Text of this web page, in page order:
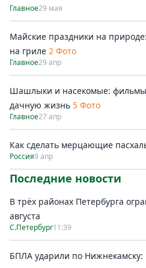
Главное29 мая
Майские праздники на
на гриле 2 Фото
Главное29 апр
Шашлыки и насекомые:
дачную жизнь 5 Фото
Главное27 апр
Как сделать мерцающие
Россия9 апр
Последние новости
В трёх районах Петербурга
августа
С.Петербург11:39
БПЛА ударили по Нижнекамску: